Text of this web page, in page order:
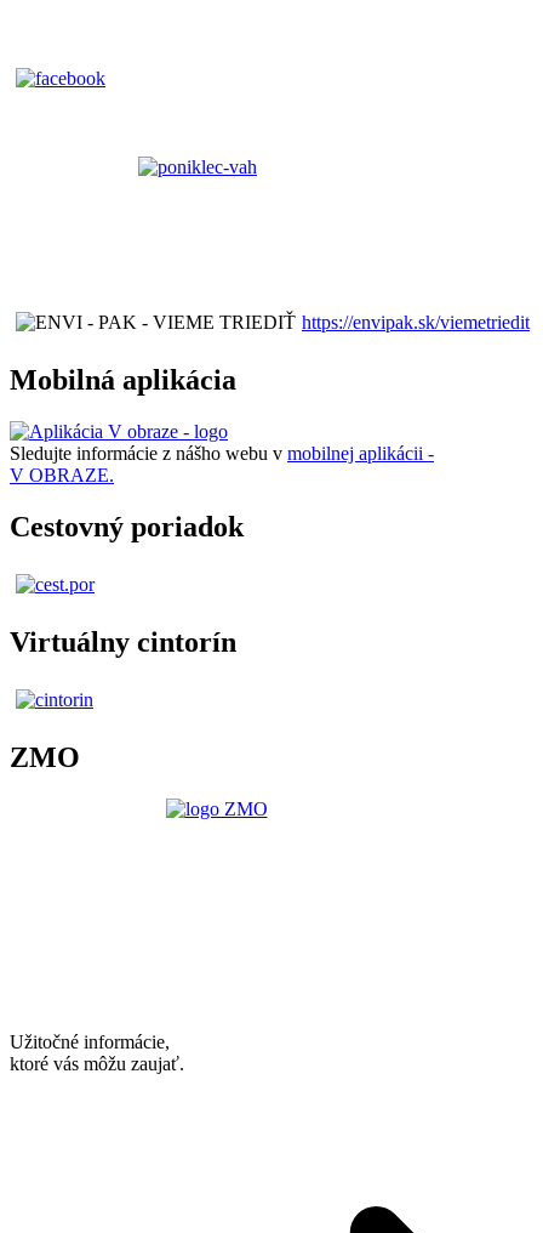
https://envipak.sk/viemetriedit
Mobilná aplikácia
Sledujte informácie z nášho webu v mobilnej aplikácii -
V OBRAZE.
Cestovný poriadok
Virtuálny cintorín
ZMO
Užitočné informácie,
ktoré vás môžu zaujať.